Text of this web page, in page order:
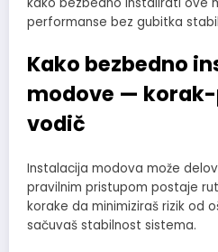
kako bezbedno instalirati ove
performanse bez gubitka
Kako bezbedno
modove —
vodič
Instalacija modova može
pravilnim pristupom postaje
korake da minimiziraš rizik od
sačuvaš stabilnost sistema.